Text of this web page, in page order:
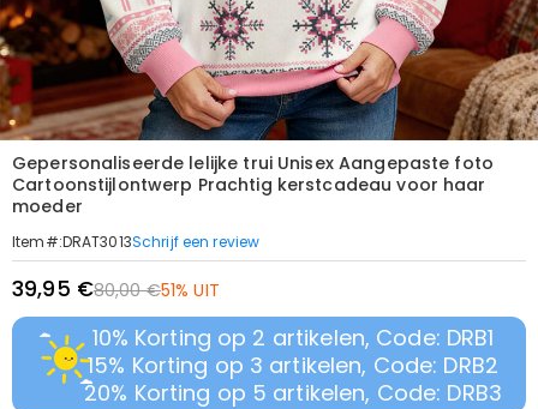
Gepersonaliseerde lelijke trui Unisex Aangepaste foto
Cartoonstijlontwerp Prachtig kerstcadeau voor haar
moeder
Item#:DRAT3013Schrijf een review
39,95 €80,00 €51% UIT
10% Korting op 2 artikelen, Code: DRB1
15% Korting op 3 artikelen, Code: DRB2
20% Korting op 5 artikelen, Code: DRB3